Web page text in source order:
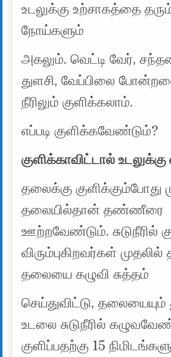
உடலுக்கு உற்சாகத்தை
நோய்களும்
அகலும். வெட்டி வேர்,
துளசி, வேப்பிலை
நீரிலும் குளிக்கலாம்.
எப்படி குளிக்கவேண்டும்?
குளிக்காவிட்டால் உடலுக்கு
தலைக்கு குளிக்கும்போது
தலையில்தான் தண்ணீரை
ஊற்றவேண்டும். சுடுநீரில்
விரும்புகிறவர்கள்
தலையை கழுவி சுத்தம்
செய்துவிட்டு, தலையையும்
உடலை சுடுநீரில்
குளிப்பதற்கு 15